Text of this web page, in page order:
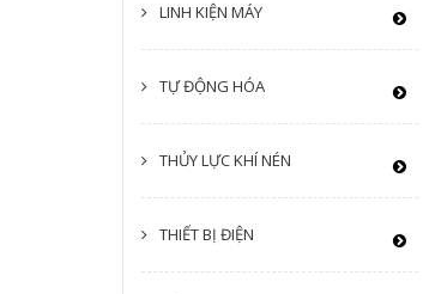
LINH KIỆN MÁY
TỰ ĐỘNG HÓA
THỦY LỰC KHÍ NÉN
THIẾT BỊ ĐIỆN